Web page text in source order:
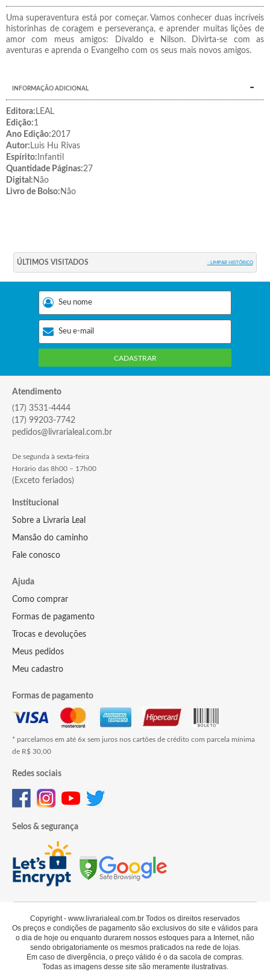
Uma superaventura está por começar. Vamos conhecer duas incríveis
historinhas de coragem e perseverança, e aprender muitas lições de
amor com meus amigos: Divaldo e Nilson. Divirta-se com as
aventuras e aprenda o Evangelho com os seus mais novos amigos.
INFORMAÇÃO ADICIONAL
Editora: LEAL
Edição:1
Ano Edição:2017
Autor: Luis Hu Rivas
Espírito: Infantil
Quantidade Páginas:27
Digital: Não
Livro de Bolso: Não
ÚLTIMOS VISITADOS - LIMPAR HISTÓRICO
CADASTRAR
Atendimento
(17) 3531-4444
(17) 99203-7742
pedidos@livrarialeal.com.br
De segunda à sexta-feira
Horário das 8h00 – 17h00
(Exceto feriados)
Institucional
Sobre a Livraria Leal
Mansão do caminho
Fale conosco
Ajuda
Como comprar
Formas de pagamento
Trocas e devoluções
Meus pedidos
Meu cadastro
Formas de pagamento
* parcelamos em até 6x sem juros nos cartões de crédito com parcela mínima
de R$ 30,00
Redes sociais
Selos & segurança
Copyright - www.livrarialeal.com.br Todos os direitos reservados
Os preços e condições de pagamento são exclusivos do site e válidos para
o dia de hoje ou enquanto durarem nossos estoques para a Internet, não
sendo obrigatoriamente os mesmos praticados na rede de lojas.
Em caso de divergência, o preço válido é o da sacola de compras.
Todas as imagens desse site são meramente ilustrativas.